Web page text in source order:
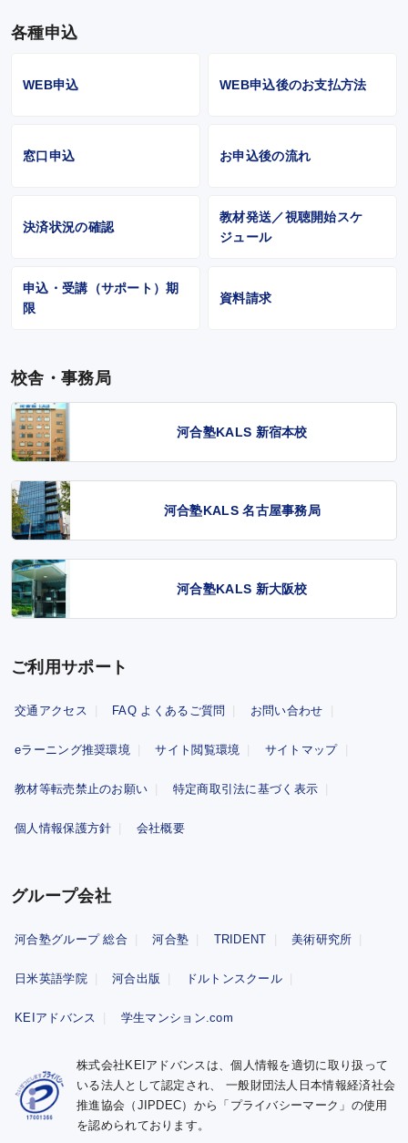
各種申込
WEB申込 WEB申込後のお支払方法
窓口申込 お申込後の流れ
決済状況の確認
教材発送／視聴開始スケ
ジュール
申込・受講（サポート）期
限
資料請求
校舎・事務局
河合塾KALS 新宿本校
河合塾KALS 名古屋事務局
河合塾KALS 新大阪校
ご利用サポート
交通アクセス FAQ よくあるご質問 お問い合わせ
eラーニング推奨環境 サイト閲覧環境 サイトマップ
教材等転売禁止のお願い 特定商取引法に基づく表示
個人情報保護方針 会社概要
グループ会社
河合塾グループ 総合 河合塾 TRIDENT 美術研究所
日米英語学院 河合出版 ドルトンスクール
KEIアドバンス 学生マンション.com
株式会社KEIアドバンスは、個人情報を適切に取り扱って
いる法人として認定され、 一般財団法人日本情報経済社会
推進協会（JIPDEC）から「プライバシーマーク」の使用
を認められております。